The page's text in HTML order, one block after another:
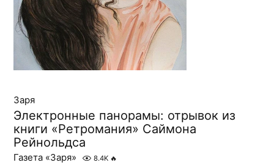
Заря
Электронные панорамы: отрывок из
книги «Ретромания» Саймона
Рейнольдса
Газета «Заря» 8.4K 🔥